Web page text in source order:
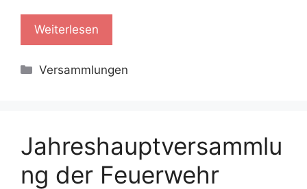
Weiterlesen
Kategorien
Versammlungen
Jahreshauptversammlu
ng der Feuerwehr